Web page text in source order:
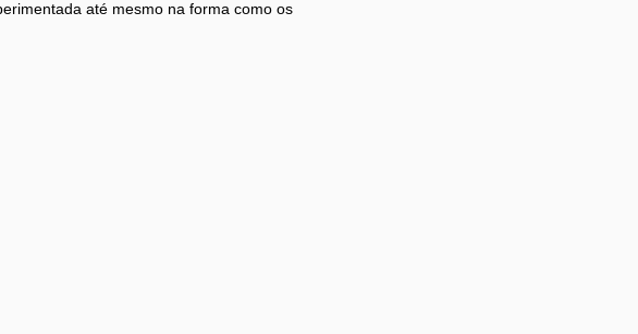
até mesmo na forma como os